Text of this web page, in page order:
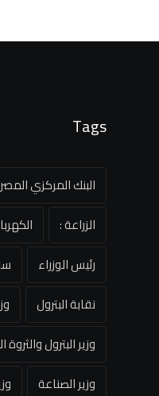
Tags
البنك المركزي
الزراعة :
رئيس الوزراء
نقابة البترول
وزير البترول
وزير الصناعة